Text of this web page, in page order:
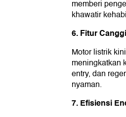
memberi
khawatir
6. Fitur
Motor listrik
meningkatkan
entry, dan
nyaman.
7. Efisiensi